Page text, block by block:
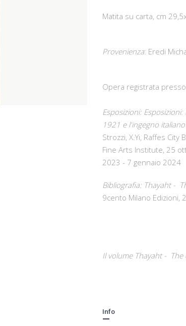
Matita su carta, cm
Provenienza: Eredi
Opera registrata presso
Esposizioni:
1921 e l'ingegno
Strozzi, X.Yi, Raffes
Fine Arts Institute, 25
2023 - 7 gennaio 2024
Bibliografia: Thayaht -
9cento Milano Edizioni,
Il volume Thayaht -
Info